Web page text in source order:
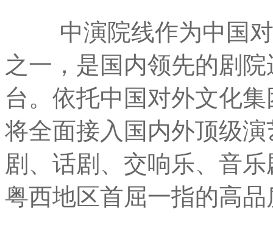
中演院线作为中国对
之一，是国内领先的剧
台。依托中国对外文化
将全面接入国内外顶级
剧、话剧、交响乐、音
粤西地区首屈一指的高